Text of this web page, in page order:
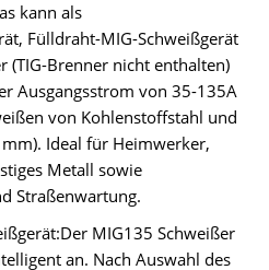
kann als
Fülldraht-MIG-Schweißgerät
(TIG-Brenner nicht enthalten)
Ausgangsstrom von 35-135A
von Kohlenstoffstahl und
Ideal für Heimwerker,
Metall sowie
Straßenwartung.
MIG135 Schweißer
an. Nach Auswahl des